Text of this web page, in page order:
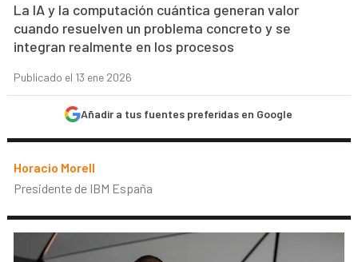
La IA y la computación cuántica generan valor
cuando resuelven un problema concreto y se
integran realmente en los procesos
Publicado el 13 ene 2026
Añadir a tus fuentes preferidas en Google
Horacio Morell
Presidente de IBM España